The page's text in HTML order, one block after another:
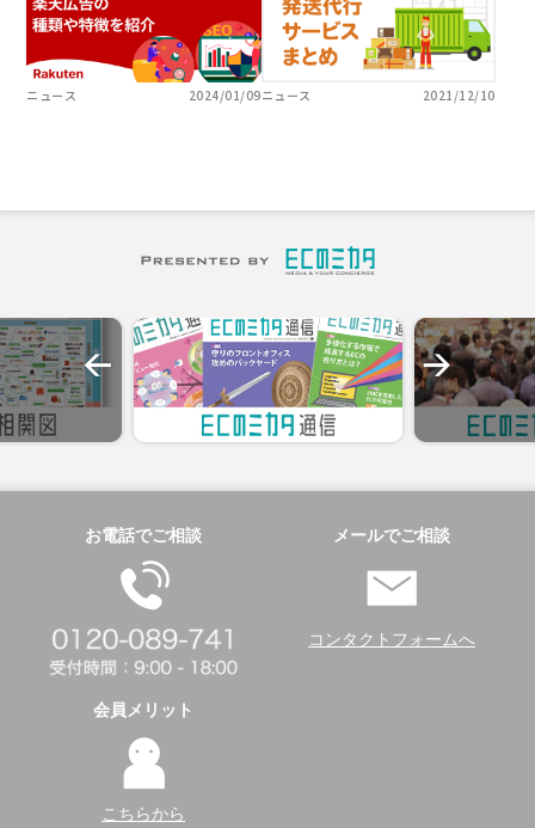
ニュース 2024/01/09ニュース 2021/12/10
お電話でご相談 メールでご相談
コンタクトフォームへ
会員メリット
こちらから